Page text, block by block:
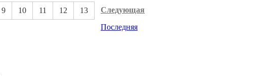
9 10 11 12 13
Следующая
Последняя